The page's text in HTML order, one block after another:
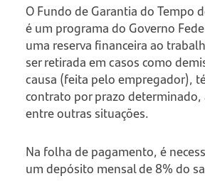
O Fundo de Garantia do Tempo
é um programa do Governo
uma reserva financeira ao
ser retirada em casos como
causa (feita pelo empregador),
contrato por prazo
entre outras situações.
Na folha de pagamento, é
um depósito mensal de 8% do